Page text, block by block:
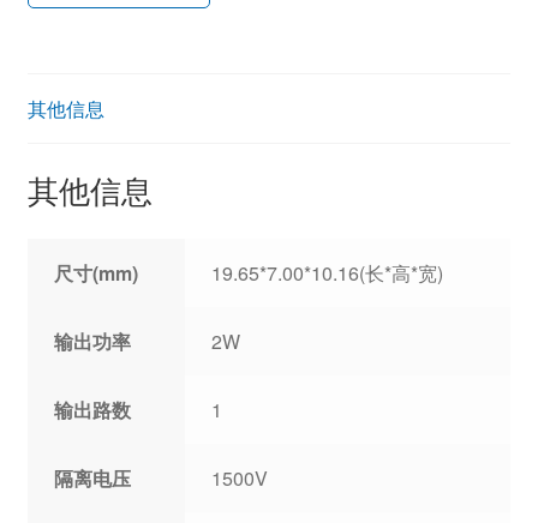
其他信息
其他信息
尺寸(mm) 19.65*7.00*10.16(长*高*宽)
输出功率 2W
输出路数 1
隔离电压 1500V